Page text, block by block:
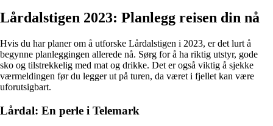
Lårdalstigen 2023: Planlegg reisen din nå
Hvis du har planer om å utforske Lårdalstigen i 2023, er det lurt å
begynne planleggingen allerede nå. Sørg for å ha riktig utstyr, gode
sko og tilstrekkelig med mat og drikke. Det er også viktig å sjekke
værmeldingen før du legger ut på turen, da været i fjellet kan være
uforutsigbart.
Lårdal: En perle i Telemark